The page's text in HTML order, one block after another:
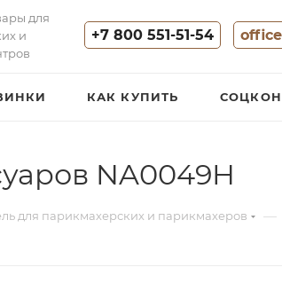
для
и
+7 800 551-51-54
КАК КУПИТЬ
NA0049H
для парикмахерских и парикмахеров —